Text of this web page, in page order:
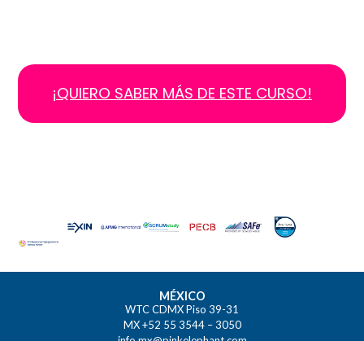
¡QUIERO SABER MÁS DE ESTE CURSO!
MÉXICO
WTC CDMX Piso 39-31
MX +52 55 3544 – 3050